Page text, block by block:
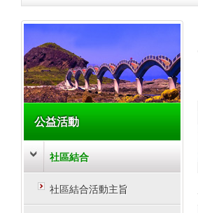
公益活動
社區結合
社區結合活動主旨